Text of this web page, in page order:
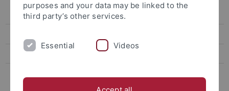
Autobiographische Schriften
Biblische, talmudische und chassidische Schriften
purposes and your data may be linked to the
third party’s other services.
Essential Videos